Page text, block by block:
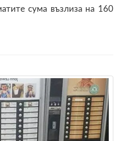
сума възлиза на 160